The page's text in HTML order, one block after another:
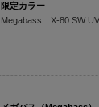
限定カラー
Megabass X-80 SW